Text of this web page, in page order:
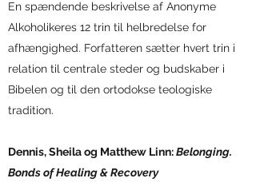
En spændende beskrivelse af Anonyme
Alkoholikeres 12 trin til helbredelse for
afhængighed. Forfatteren sætter hvert trin i
relation til centrale steder og budskaber i
Bibelen og til den ortodokse teologiske
tradition.
Dennis, Sheila og Matthew Linn:Belonging.
Bonds of Healing & Recovery